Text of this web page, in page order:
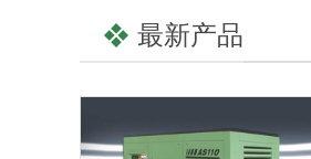
最新产品